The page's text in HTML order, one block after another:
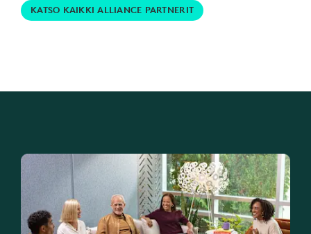
KATSO KAIKKI ALLIANCE PARTNERIT